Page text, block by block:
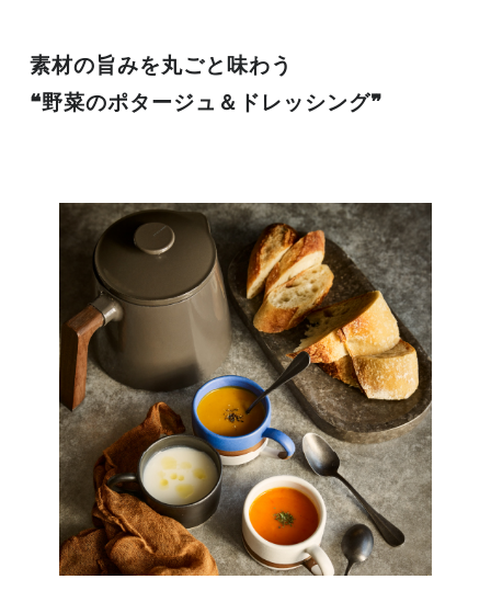
素材の旨みを丸ごと味わう
❝野菜のポタージュ＆ドレッシング❞